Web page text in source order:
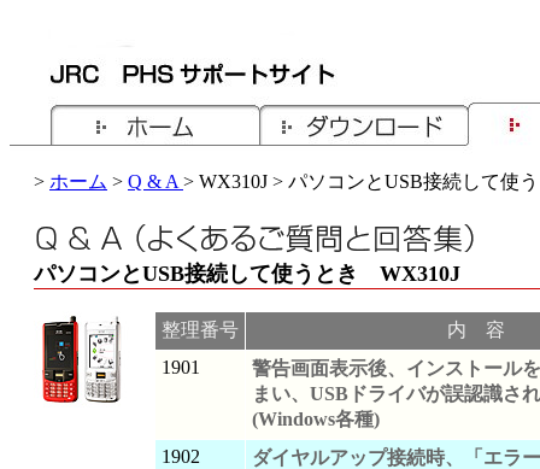
> ホーム > Q & A > WX310J > パソコンとUSB接続して使
パソコンとUSB接続して使うとき WX310J
整理番号
内 容
1901
警告画面表示後、インストール
まい、USBドライバが誤認識さ
(Windows各種)
1902
ダイヤルアップ接続時、「エラ